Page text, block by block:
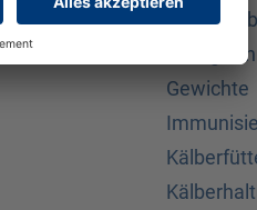
Biologisch
Gewichte